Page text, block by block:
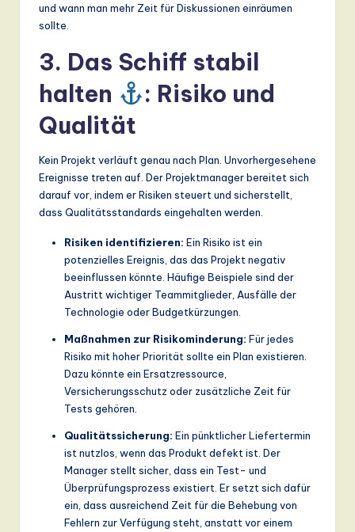
und wann man mehr Zeit für Diskussionen einräumen
sollte.
3. Das Schiff stabil
halten
: Risiko und
Qualität
Kein Projekt verläuft genau nach Plan. Unvorhergesehene
Ereignisse treten auf. Der Projektmanager bereitet sich
darauf vor, indem er Risiken steuert und sicherstellt,
dass Qualitätsstandards eingehalten werden.
Risiken identifizieren: Ein Risiko ist ein
potenzielles Ereignis, das das Projekt negativ
beeinflussen könnte. Häufige Beispiele sind der
Austritt wichtiger Teammitglieder, Ausfälle der
Technologie oder Budgetkürzungen.
Maßnahmen zur Risikominderung: Für jedes
Risiko mit hoher Priorität sollte ein Plan existieren.
Dazu könnte ein Ersatzressource,
Versicherungsschutz oder zusätzliche Zeit für
Tests gehören.
Qualitätssicherung: Ein pünktlicher Liefertermin
ist nutzlos, wenn das Produkt defekt ist. Der
Manager stellt sicher, dass ein Test- und
Überprüfungsprozess existiert. Er setzt sich dafür
ein, dass ausreichend Zeit für die Behebung von
Fehlern zur Verfügung steht, anstatt vor einem